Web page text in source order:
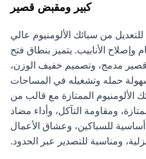
كبير ومقبض قصير
من سبائك الألومنيوم عالي
وإصلاح الأنابيب. يتميز بنطاق فتح
ومقبض قصير مدمج، وتصميم خفيف الوزن،
حمله وتشغيله في المساحات
الألومنيوم الممتازة مع قالب من
ومقاومة التآكل، وأداء مضاد
أساسية للسباكين، وعشاق الأعمال
ومناسبة للتصدير عبر الحدود.